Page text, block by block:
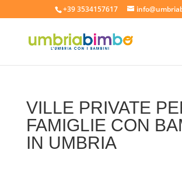
+39 3534157617
VILLE PRIVATE
FAMIGLIE CON
IN UMBRIA